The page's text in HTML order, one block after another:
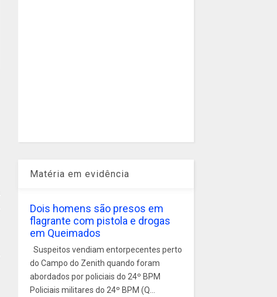
Matéria em evidência
Dois homens são presos em
flagrante com pistola e drogas
em Queimados
Suspeitos vendiam entorpecentes perto
do Campo do Zenith quando foram
abordados por policiais do 24º BPM
Policiais militares do 24º BPM (Q...